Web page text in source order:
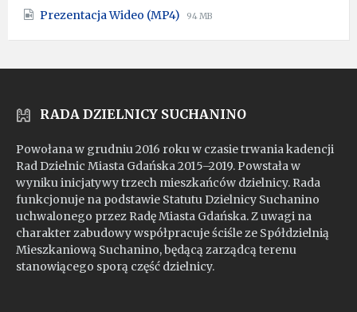
pdf
Prezentacja Wideo (MP4) File
mp4
File
94 MB
RADA DZIELNICY SUCHANINO
Powołana w grudniu 2016 roku w czasie trwania kadencji
Rad Dzielnic Miasta Gdańska 2015–2019. Powstała w
wyniku inicjatywy trzech mieszkańców dzielnicy. Rada
funkcjonuje na podstawie Statutu Dzielnicy Suchanino
uchwalonego przez Radę Miasta Gdańska. Z uwagi na
charakter zabudowy współpracuje ściśle ze Spółdzielnią
Mieszkaniową Suchanino, będącą zarządcą terenu
stanowiącego sporą część dzielnicy.